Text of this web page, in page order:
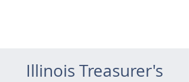
Illinois Treasurer's